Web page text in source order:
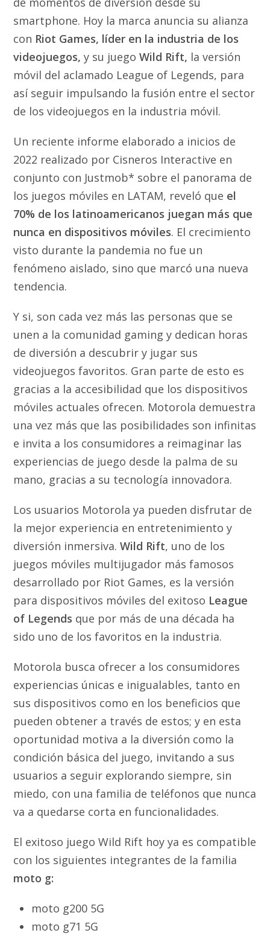
smartphone. Hoy la marca anuncia su alianza
con Riot Games, líder en la industria de los
videojuegos, y su juego Wild Rift, la versión
móvil del aclamado League of Legends, para
así seguir impulsando la fusión entre el sector
de los videojuegos en la industria móvil.
Un reciente informe elaborado a inicios de
2022 realizado por Cisneros Interactive en
conjunto con Justmob* sobre el panorama de
los juegos móviles en LATAM, reveló que el
70% de los latinoamericanos juegan más que
nunca en dispositivos móviles. El crecimiento
visto durante la pandemia no fue un
fenómeno aislado, sino que marcó una nueva
tendencia.
Y si, son cada vez más las personas que se
unen a la comunidad gaming y dedican horas
de diversión a descubrir y jugar sus
videojuegos favoritos. Gran parte de esto es
gracias a la accesibilidad que los dispositivos
móviles actuales ofrecen. Motorola demuestra
una vez más que las posibilidades son infinitas
e invita a los consumidores a reimaginar las
experiencias de juego desde la palma de su
mano, gracias a su tecnología innovadora.
Los usuarios Motorola ya pueden disfrutar de
la mejor experiencia en entretenimiento y
diversión inmersiva.Wild Rift, uno de los
juegos móviles multijugador más famosos
desarrollado por Riot Games, es la versión
para dispositivos móviles del exitoso League
of Legends que por más de una década ha
sido uno de los favoritos en la industria.
Motorola busca ofrecer a los consumidores
experiencias únicas e inigualables, tanto en
sus dispositivos como en los beneficios que
pueden obtener a través de estos; y en esta
oportunidad motiva a la diversión como la
condición básica del juego, invitando a sus
usuarios a seguir explorando siempre, sin
miedo, con una familia de teléfonos que nunca
va a quedarse corta en funcionalidades.
El exitoso juego Wild Rift hoy ya es compatible
con los siguientes integrantes de la familia
moto g:
moto g200 5G
moto g71 5G